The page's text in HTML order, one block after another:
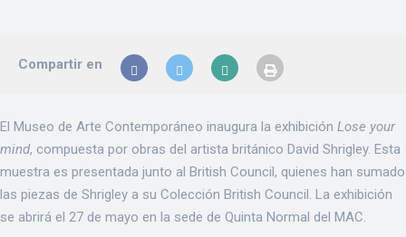
Compartir en
El Museo de Arte Contemporáneo inaugura la exhibición Lose your
mind, compuesta por obras del artista británico David Shrigley. Esta
muestra es presentada junto al British Council, quienes han sumado
las piezas de Shrigley a su Colección British Council. La exhibición
se abrirá el 27 de mayo en la sede de Quinta Normal del MAC.